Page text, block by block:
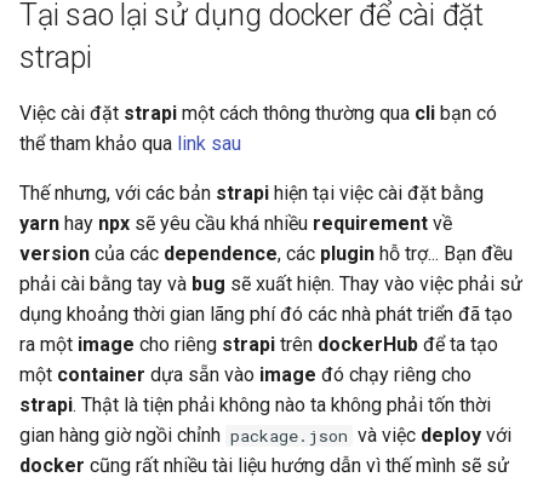
g
Tại sao lại sử dụng docker để cài đặt
strapi
Việc cài đặt strapi một cách thông thường qua cli bạn có
thể tham khảo qua link sau
Thế nhưng, với các bản strapi hiện tại việc cài đặt bằng
yarn hay npx sẽ yêu cầu khá nhiều requirement về
version của các dependence, các plugin hỗ trợ... Bạn đều
phải cài bằng tay và bug sẽ xuất hiện. Thay vào việc phải sử
dụng khoảng thời gian lãng phí đó các nhà phát triển đã tạo
ra một image cho riêng strapi trên dockerHub để ta tạo
một container dựa sẵn vào image đó chạy riêng cho
strapi. Thật là tiện phải không nào ta không phải tốn thời
gian hàng giờ ngồi chỉnh package.json và việc deploy với
docker cũng rất nhiều tài liệu hướng dẫn vì thế mình sẽ sử